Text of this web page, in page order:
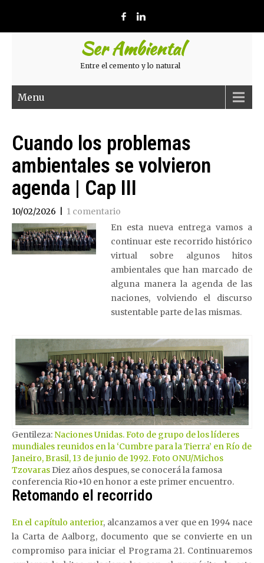
Ser Ambiental
Entre el cemento y lo natural
Menu
Cuando los problemas
ambientales se volvieron
agenda | Cap III
10/02/2026
1 comentario
En esta nueva entrega vamos a
continuar este recorrido histórico
virtual sobre algunos hitos
ambientales que han marcado de
alguna manera la agenda de las
naciones, volviendo el discurso
sustentable parte de las mismas.
Gentileza: Naciones Unidas. Foto de grupo de los líderes
mundiales reunidos en la ‘Cumbre para la Tierra’ en Río de
Janeiro, Brasil, 13 de junio de 1992. Foto ONU/Michos
Tzovaras Diez años despues, se conocerá la famosa
conferencia Rio+10 en honor a este primer encuentro.
Retomando el recorrido
En el capítulo anterior, alcanzamos a ver que en 1994 nace
la Carta de Aalborg, documento que se convierte en un
compromiso para iniciar el Programa 21. Continuaremos